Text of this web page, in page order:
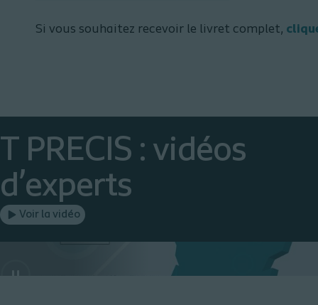
Si vous souhaitez recevoir le livret complet,
T PRECIS : vidéos
d’experts
Voir la vidéo